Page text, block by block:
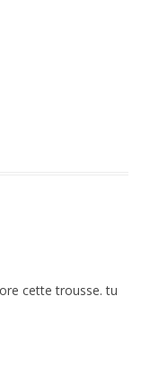
cette trousse. tu